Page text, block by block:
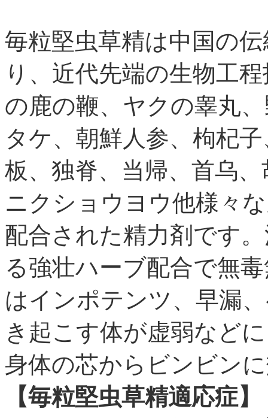
毎粒堅虫草精は中国の
り、近代先端の生物工
の鹿の鞭、ヤクの睾丸
タケ、朝鮮人参、枸杞
板、独脊、当帰、首乌
ニクショウヨウ他様々
配合された精力剤です
る強壮ハーブ配合で無
はインポテンツ、早漏
き起こす体が虚弱など
身体の芯からビンビン
【毎粒堅虫草精適応症】